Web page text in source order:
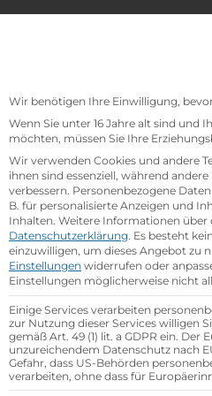
frau (m/w/d)beiOtto
suchen
Wir benötigen Ihre Einwilligung,
Wenn Sie unter 16 Jahre alt sind und
möchten, müssen Sie Ihre
Wir verwenden Cookies und andere
ihnen sind essenziell, während
verbessern. Personenbezogene
B. für personalisierte Anzeigen und
Inhalten. Weitere Informationen über
Datenschutzerklärung. Es besteht
einzuwilligen, um dieses Angebot zu
Einstellungen widerrufen oder
Einstellungen möglicherweise nicht
Einige Services verarbeiten
zur Nutzung dieser Services willigen
gemäß Art. 49 (1) lit. a GDPR ein. Der
unzureichendem Datenschutz nach
Gefahr, dass US-Behörden
verarbeiten, ohne dass für